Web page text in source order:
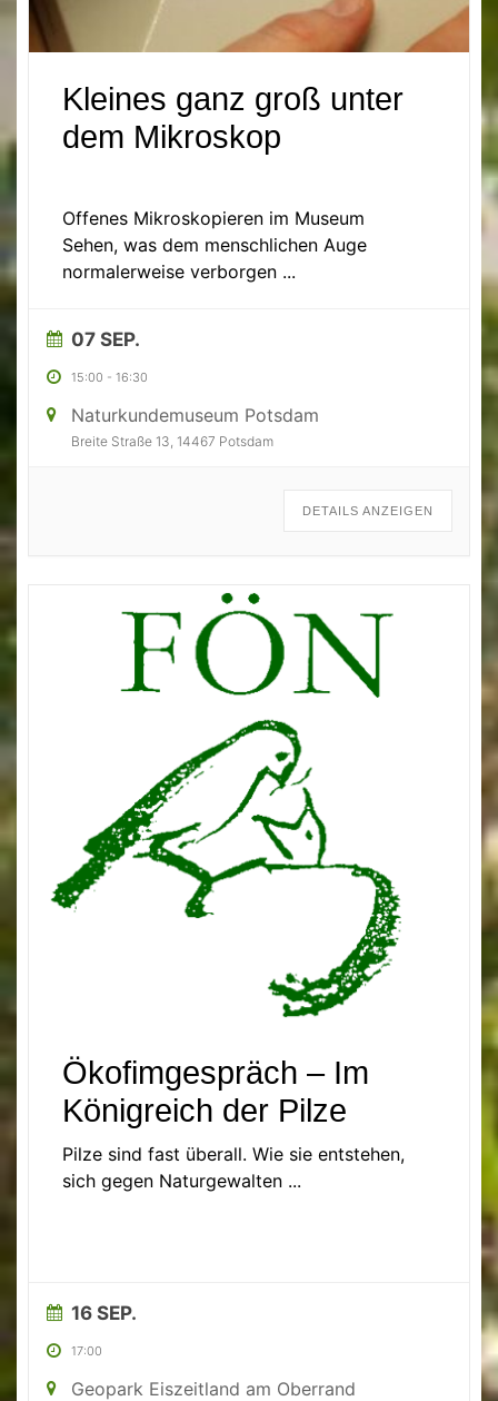
Kleines ganz groß unter
dem Mikroskop
Offenes Mikroskopieren im Museum
Sehen, was dem menschlichen Auge
normalerweise verborgen ...
07 SEP.
15:00 - 16:30
Naturkundemuseum Potsdam
Breite Straße 13, 14467 Potsdam
DETAILS ANZEIGEN
Ökofimgespräch – Im
Königreich der Pilze
Pilze sind fast überall. Wie sie entstehen,
sich gegen Naturgewalten ...
16 SEP.
17:00
Geopark Eiszeitland am Oberrand